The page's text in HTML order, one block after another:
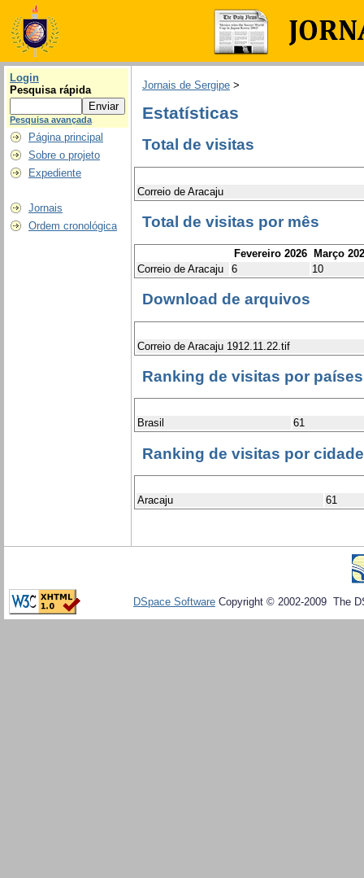
Login
Pesquisa rápida
Pesquisa avançada
Página principal
Sobre o projeto
Expediente
Jornais
Ordem cronológica
Jornais de Sergipe >
Estatísticas
Total de visitas
Correio de Aracaju
Total de visitas por mês
Fevereiro 2026 Março
Correio de Aracaju
6 10
Download de arquivos
Correio de Aracaju 1912.11.22.tif
Ranking de visitas por países
Brasil 61
Ranking de visitas por
Aracaju 61
DSpace Software Copyright © 2002-2009 The